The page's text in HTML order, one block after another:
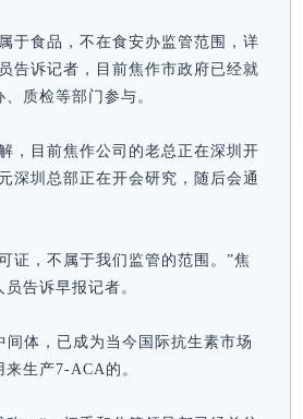
于食品，不在食安办监管范围，详
告诉记者，目前焦作市政府已经就
质检等部门参与。
，目前焦作公司的老总正在深圳开
深圳总部正在开会研究，随后会通
证，不属于我们监管的范围。”焦
告诉早报记者。
体，已成为当今国际抗生素市场
生产7-ACA的。